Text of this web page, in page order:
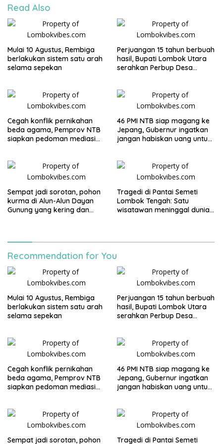
Read Also
Mulai 10 Agustus, Rembiga
berlakukan sistem satu arah
selama sepekan
Perjuangan 15 tahun berbuah
hasil, Bupati Lombok Utara
serahkan Perbup Desa
Cegah konflik pernikahan
beda agama, Pemprov NTB
siapkan pedoman mediasi
46 PMI NTB siap magang ke
Jepang, Gubernur ingatkan
jangan habiskan uang untuk
Sempat jadi sorotan, pohon
kurma di Alun-Alun Dayan
Gunung yang kering dan
Tragedi di Pantai Semeti
Lombok Tengah: Satu
wisatawan meninggal dunia
Recommendation for You
Mulai 10 Agustus, Rembiga
berlakukan sistem satu arah
selama sepekan
Perjuangan 15 tahun berbuah
hasil, Bupati Lombok Utara
serahkan Perbup Desa
Cegah konflik pernikahan
beda agama, Pemprov NTB
siapkan pedoman mediasi
46 PMI NTB siap magang ke
Jepang, Gubernur ingatkan
jangan habiskan uang untuk
Sempat jadi sorotan, pohon Tragedi di Pantai Semeti